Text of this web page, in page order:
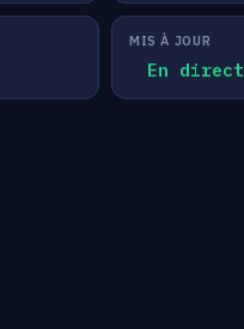
MIS À JOUR
En direct